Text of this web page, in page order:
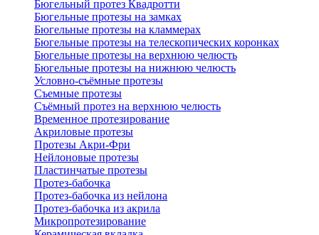
Бюгельный протез Квадротти
Бюгельные протезы на замках
Бюгельные протезы на кламмерах
Бюгельные протезы на телескопических коронках
Бюгельные протезы на верхнюю челюсть
Бюгельные протезы на нижнюю челюсть
Условно-съёмные протезы
Съемные протезы
Съёмный протез на верхнюю челюсть
Временное протезирование
Акриловые протезы
Протезы Акри-Фри
Нейлоновые протезы
Пластинчатые протезы
Протез-бабочка
Протез-бабочка из нейлона
Протез-бабочка из акрила
Микропротезирование